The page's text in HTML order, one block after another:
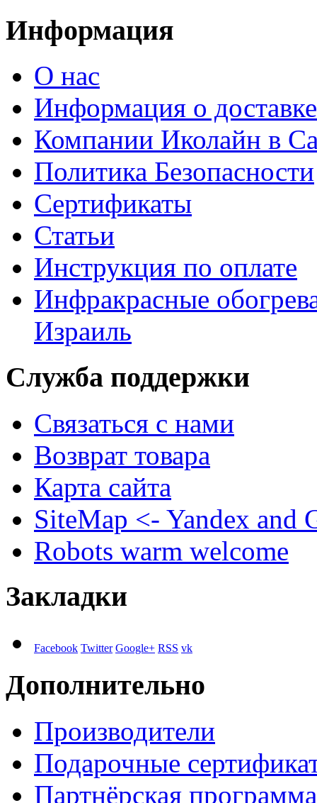
Информация
О нас
Информация о доставке
Компании Иколайн в
Политика Безопасности
Сертификаты
Статьи
Инструкция по оплате
Инфракрасные
Израиль
Служба поддержки
Связаться с нами
Возврат товара
Карта сайта
SiteMap <- Yandex and
Robots warm welcome
Закладки
Facebook Twitter Google+ RSS vk
Дополнительно
Производители
Подарочные
Партнёрская программа